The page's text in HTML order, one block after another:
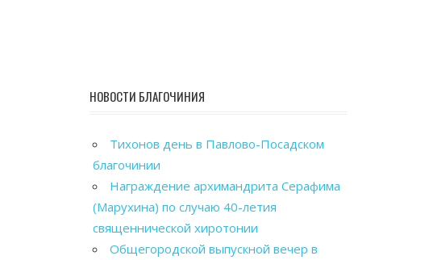
НОВОСТИ БЛАГОЧИНИЯ
Тихонов день в Павлово-Посадском
благочинии
Награждение архимандрита Серафима
(Марухина) по случаю 40-летия
священнической хиротонии
Общегородской выпускной вечер в